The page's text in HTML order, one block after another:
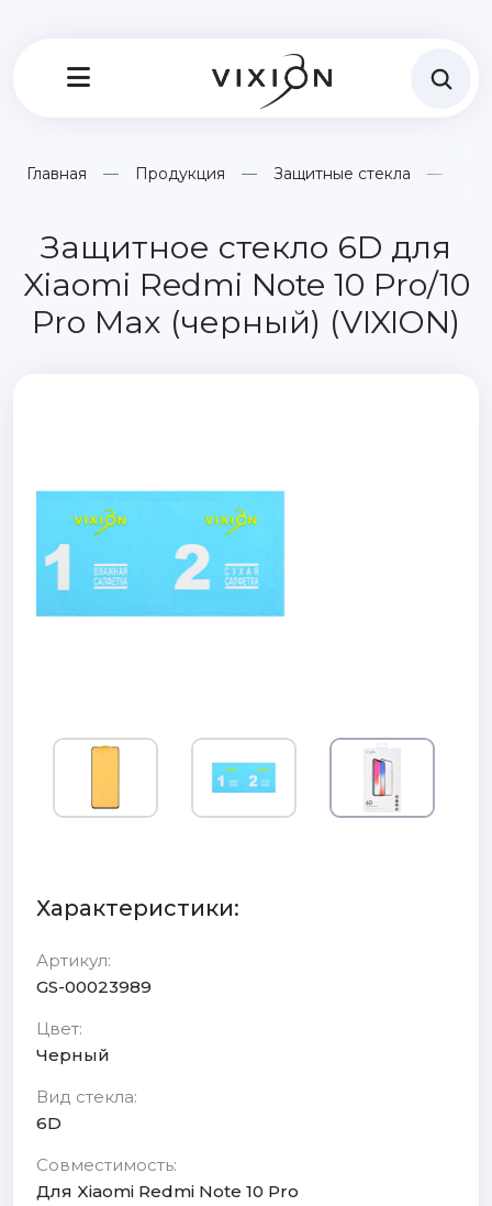
Главная Продукция Защитные стекла
Защитное стекло 6D для
Xiaomi Redmi Note 10 Pro/10
Pro Max (черный) (VIXION)
Характеристики:
Артикул:
GS-00023989
Цвет:
Черный
Вид стекла:
6D
Совместимость:
Для Xiaomi Redmi Note 10 Pro